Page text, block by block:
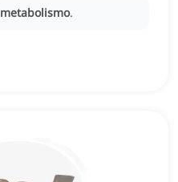
metabolismo.